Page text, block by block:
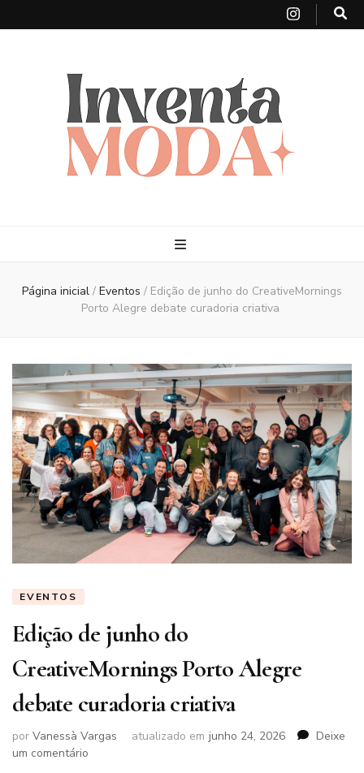
Página inicial / Eventos / Edição de junho do CreativeMornings
Porto Alegre debate curadoria criativa
EVENTOS
Edição de junho do
CreativeMornings Porto Alegre
debate curadoria criativa
por Vanessà Vargas atualizado em junho 24, 2026
Deixe
um comentário